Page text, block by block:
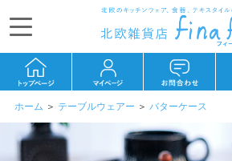
ホーム ＞ テーブルウェアー ＞ バターケース